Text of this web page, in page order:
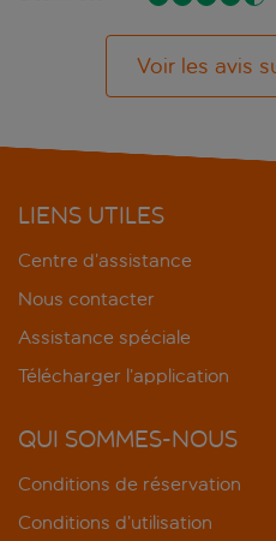
Voir les avis
LIENS UTILES
Centre d’assistance
Nous contacter
Assistance spéciale
Télécharger l’application
QUI SOMMES-NOUS
Conditions de réservation
Conditions d’utilisation